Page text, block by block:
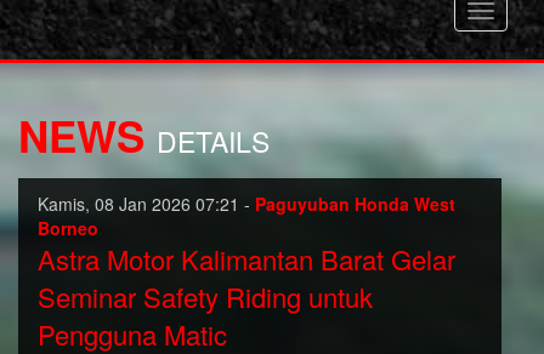
Toggle
NEWS DETAILS
Kamis, 08 Jan 2026 07:21 - Paguyuban Honda West
Borneo
Astra Motor Kalimantan Barat Gelar
Seminar Safety Riding untuk
Pengguna Matic